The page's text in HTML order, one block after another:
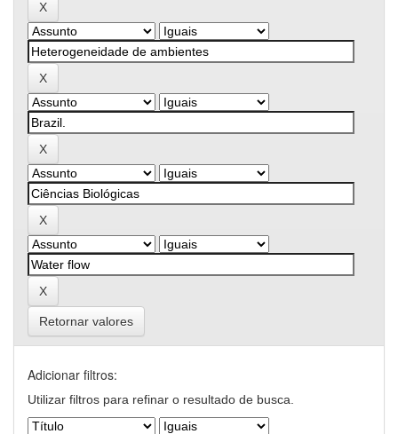
Retornar valores
Adicionar filtros:
Utilizar filtros para refinar o resultado de busca.